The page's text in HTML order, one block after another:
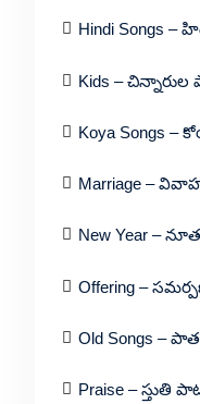
Hindi Songs –
Kids – చిన్నారుల
Koya Songs
Marriage –
New Year –
Offering –
Old Songs –
Praise – స్తుతి